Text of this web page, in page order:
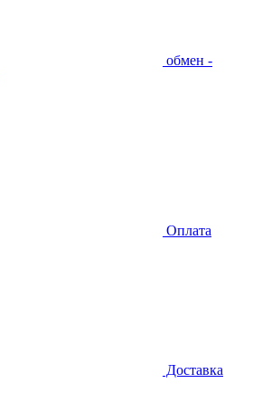
обмен -
Оплата
Доставка